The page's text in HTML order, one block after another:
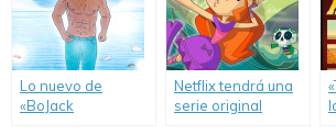
Lo nuevo de
«BoJack
Netflix tendrá una
serie original